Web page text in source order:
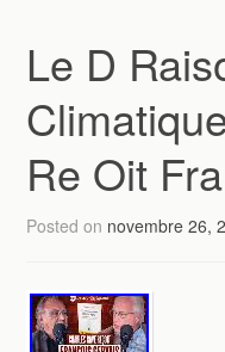
Le D
Re Oit
Posted on novembre 26,